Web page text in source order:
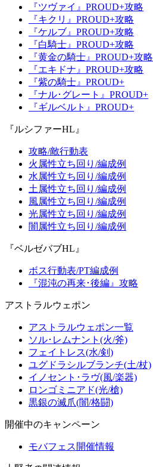
『ツヴァイ』PROUD+攻略
『キクリ』PROUD+攻略
『ケルブ』PROUD+攻略
『白騎士』PROUD+攻略
『黄金の騎士』PROUD+攻略
『エキドナ』PROUD+攻略
『紫の騎士』PROUD+
『ナル･グレート』PROUD+
『ギルベルト』PROUD+
『ルシファーHL』
攻略/敵行動表
火属性立ち回り/編成例
水属性立ち回り/編成例
土属性立ち回り/編成例
風属性立ち回り/編成例
光属性立ち回り/編成例
闇属性立ち回り/編成例
『ベルゼバブHL』
ボス行動表/PT編成例
『混沌の再来･後編』攻略
アストラルウェポン
アストラルウェポン一覧
ソル･レムナント(火/斧)
フェイトレス(水/剣)
ユグドラシルブランチ(土/杖)
イノセント･ラヴ(風/楽器)
ロンゴミニアド(光/槍)
黒銀の滅爪(闇/格闘)
開催中のキャンペーン
モバフェス開催情報